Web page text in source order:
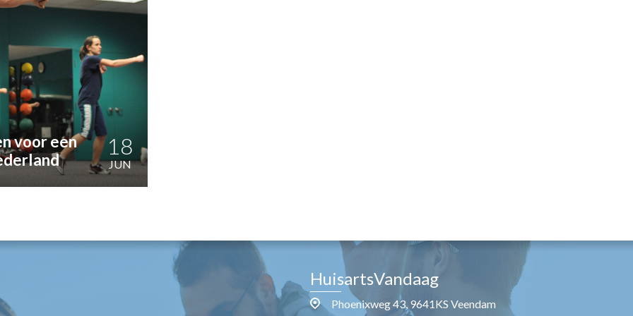
voor een
18
JUN
HuisartsVandaag
Phoenixweg 43, 9641KS Veendam